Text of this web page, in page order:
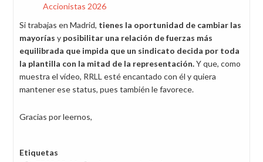
Accionistas 2026
Si trabajas en Madrid, tienes la oportunidad de cambiar las
mayorías y posibilitar una relación de fuerzas más
equilibrada que impida que un sindicato decida por toda
la plantilla con la mitad de la representación.Y que, como
muestra el vídeo, RRLL esté encantado con él y quiera
mantener ese status, pues también le favorece.
Gracias por leernos,
Etiquetas